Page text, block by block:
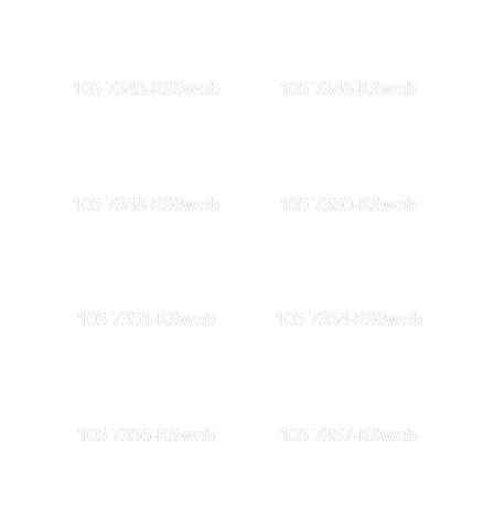
105 7343-KS5web 105 7346-KSweb
105 7348-KS0web 105 7350-KSweb
105 7351-KSweb 105 7354-KS0web
105 7356-KSweb 105 7357-KSweb